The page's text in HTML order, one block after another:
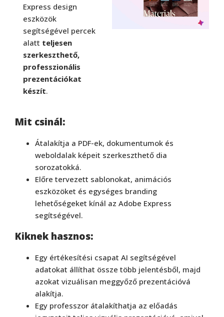
Express design
eszközök
segítségével percek
alatt teljesen
szerkeszthető,
professzionális
prezentációkat
készít.
Mit csinál:
Átalakítja a PDF-ek, dokumentumok és
weboldalak képeit szerkeszthető dia
sorozatokká.
Előre tervezett sablonokat, animációs
eszközöket és egységes branding
lehetőségeket kínál az Adobe Express
segítségével.
Kiknek hasznos:
Egy értékesítési csapat AI segítségével
adatokat állíthat össze több jelentésből, majd
azokat vizuálisan meggyőző prezentációvá
alakítja.
Egy professzor átalakíthatja az előadás